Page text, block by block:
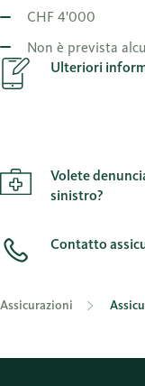
CHF 4'000
Non è prevista
Ulteriori
Volete
sinistro?
Contatto
Assicurazioni